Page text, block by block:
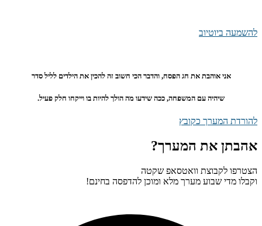
להשמעה ביוטיוב
אני אוהבת את חג הפסח, והדבר הכי חשוב זהלהכין את הילדים לליל סדר
שיהיה עם המשפחה, ככה שידעו מה הולך להיות בו וייקחו חלק פעיל.
להורדת המערך כקובץ
אהבתן את המערך?
הצטרפו לקבוצת וואטסאפ שקטה
וקבלו מדי שבוע מערך מלא ומוכן להדפסה בחינם!